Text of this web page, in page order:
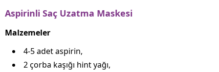
Aspirinli Saç Uzatma Maskesi
Malzemeler
4-5 adet aspirin,
2 çorba kaşığı hint yağı,